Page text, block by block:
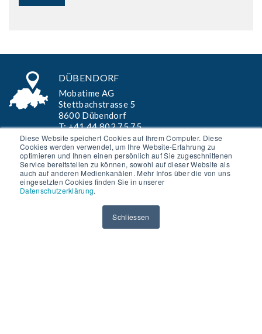
Diese Website speichert Cookies auf Ihrem Computer. Diese
Cookies werden verwendet, um Ihre Website-Erfahrung zu
optimieren und Ihnen einen persönlich auf Sie zugeschnittenen
Service bereitstellen zu können, sowohl auf dieser Website als
auch auf anderen Medienkanälen. Mehr Infos über die von uns
eingesetzten Cookies finden Sie in unserer
Datenschutzerklärung.
Schliessen
DÜBENDORF
Mobatime AG
Stettbachstrasse 5
8600 Dübendorf
T:+41 44 802 75 75
info-d@mobatime.ch
LE MONT-SUR-LAUSANNE
Mobatime SA
En Budron H20
1052 Le Mont-sur-Lausanne
+41 21 654 33 50
F: +41 21 654 33 69